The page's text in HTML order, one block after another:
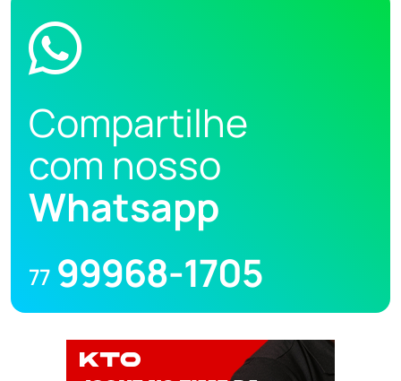
Compartilhe
com nosso
Whatsapp
77 99968-1705